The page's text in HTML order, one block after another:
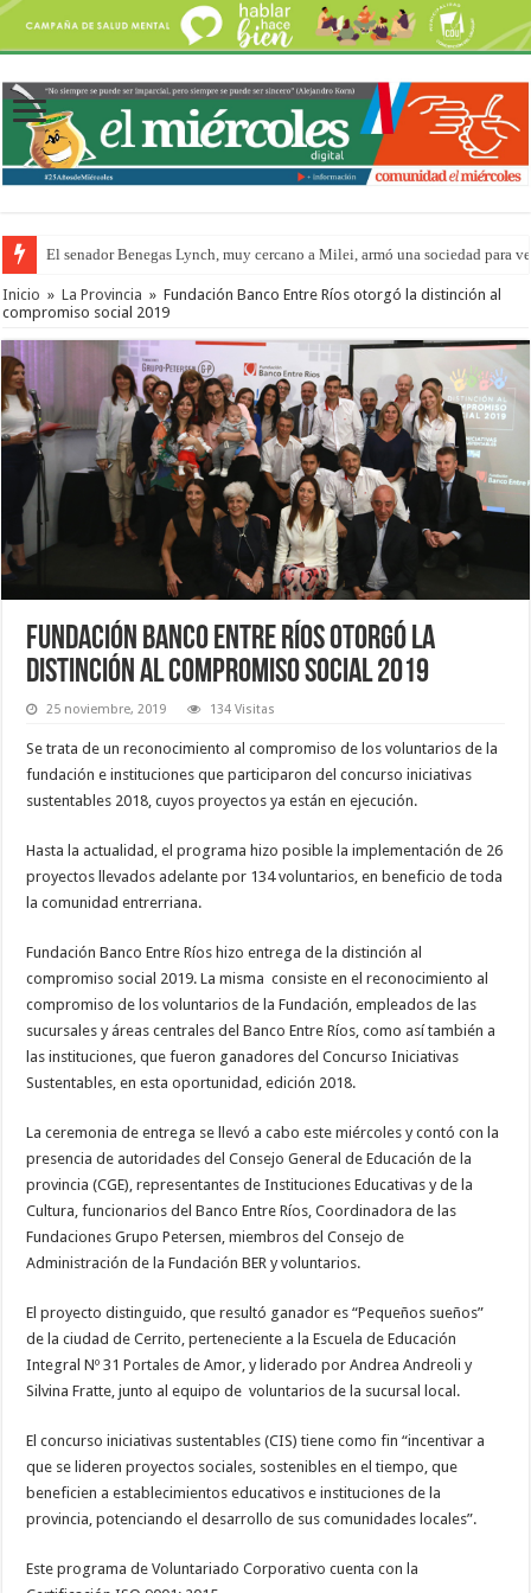
El senador Benegas Lynch, muy cercano a Milei, armó una sociedad para
Inicio » La Provincia » Fundación Banco Entre Ríos otorgó la distinción al
compromiso social 2019
Fundación Banco Entre Ríos otorgó la
distinción al compromiso social 2019
25 noviembre, 2019 134 Visitas
Se trata de un reconocimiento al compromiso de los voluntarios de la
fundación e instituciones que participaron del concurso iniciativas
sustentables 2018, cuyos proyectos ya están en ejecución.
Hasta la actualidad, el programa hizo posible la implementación de 26
proyectos llevados adelante por 134 voluntarios, en beneficio de toda
la comunidad entrerriana.
Fundación Banco Entre Ríos hizo entrega de la distinción al
compromiso social 2019. La misma consiste en el reconocimiento al
compromiso de los voluntarios de la Fundación, empleados de las
sucursales y áreas centrales del Banco Entre Ríos, como así también a
las instituciones, que fueron ganadores del Concurso Iniciativas
Sustentables, en esta oportunidad, edición 2018.
La ceremonia de entrega se llevó a cabo este miércoles y contó con la
presencia de autoridades del Consejo General de Educación de la
provincia (CGE), representantes de Instituciones Educativas y de la
Cultura, funcionarios del Banco Entre Ríos, Coordinadora de las
Fundaciones Grupo Petersen, miembros del Consejo de
Administración de la Fundación BER y voluntarios.
El proyecto distinguido, que resultó ganador es “Pequeños sueños”
de la ciudad de Cerrito, perteneciente a la Escuela de Educación
Integral Nº 31 Portales de Amor, y liderado por Andrea Andreoli y
Silvina Fratte, junto al equipo de voluntarios de la sucursal local.
El concurso iniciativas sustentables (CIS) tiene como fin “incentivar a
que se lideren proyectos sociales, sostenibles en el tiempo, que
beneficien a establecimientos educativos e instituciones de la
provincia, potenciando el desarrollo de sus comunidades locales”.
Este programa de Voluntariado Corporativo cuenta con la